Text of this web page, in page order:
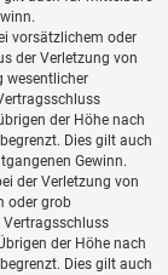
vorsätzlichem oder
der Verletzung von
wesentlicher
der Höhe nach
Dies gilt auch
Gewinn.
der Verletzung von
oder grob
Vertragsschluss
der Höhe nach
Dies gilt auch